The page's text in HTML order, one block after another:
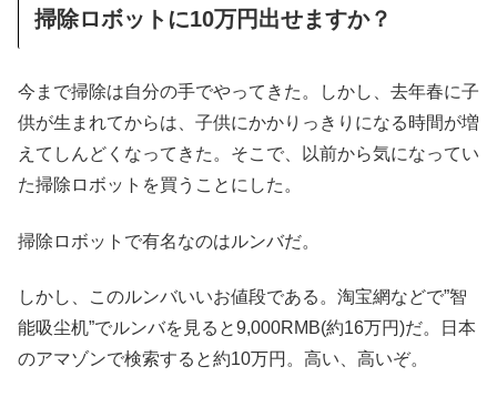
掃除ロボットに10万円出せますか？
今まで掃除は自分の手でやってきた。しかし、去年春に子
供が生まれてからは、子供にかかりっきりになる時間が増
えてしんどくなってきた。そこで、以前から気になってい
た掃除ロボットを買うことにした。
掃除ロボットで有名なのはルンバだ。
しかし、このルンバいいお値段である。淘宝網などで”智
能吸尘机”でルンバを見ると9,000RMB(約16万円)だ。日本
のアマゾンで検索すると約10万円。高い、高いぞ。